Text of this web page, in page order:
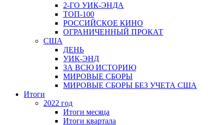
2-ГО УИК-ЭНДА
ТОП-100
РОССИЙСКОЕ КИНО
ОГРАНИЧЕННЫЙ ПРОКАТ
США
ДЕНЬ
УИК-ЭНД
ЗА ВСЮ ИСТОРИЮ
МИРОВЫЕ СБОРЫ
МИРОВЫЕ СБОРЫ БЕЗ УЧЕТА США
Итоги
2022 год
Итоги месяца
Итоги квартала